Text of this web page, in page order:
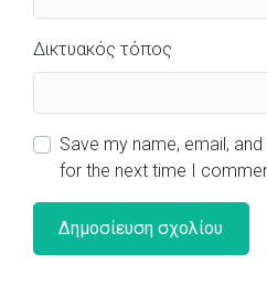
Δικτυακός τόπος
Save my name, email,
for the next time I